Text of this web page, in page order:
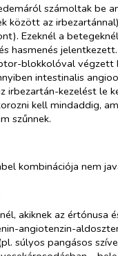
számoltak be
között az
Ezeknél a
hasmenés
blokkolóval végzett
intestinalis
irbezartán-kezelést le
kell mindaddig,
szűnnek.
kombinációja nem
akiknek az értónusa
angiotenzin-
súlyos pangásos